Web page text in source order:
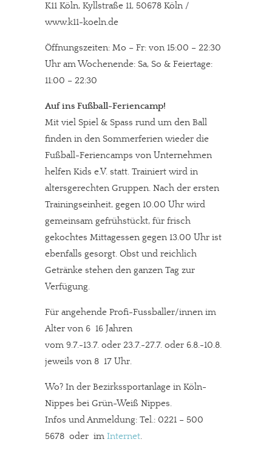
K11 Köln, Kyllstraße 11, 50678 Köln /
www.k11-koeln.de
Öffnungszeiten: Mo – Fr: von 15:00 – 22:30
Uhr am Wochenende: Sa, So & Feiertage:
11:00 – 22:30
Auf ins Fußball-Feriencamp!
Mit viel Spiel & Spass rund um den Ball
finden in den Sommerferien wieder die
Fußball-Feriencamps von Unternehmen
helfen Kids e.V. statt. Trainiert wird in
altersgerechten Gruppen. Nach der ersten
Trainingseinheit, gegen 10.00 Uhr wird
gemeinsam gefrühstückt, für frisch
gekochtes Mittagessen gegen 13.00 Uhr ist
ebenfalls gesorgt. Obst und reichlich
Getränke stehen den ganzen Tag zur
Verfügung.
Für angehende Profi-Fussballer/innen im
Alter von 6  16 Jahren
vom 9.7.-13.7. oder 23.7.-27.7. oder 6.8.-10.8.
jeweils von 8  17 Uhr.
Wo? In der Bezirkssportanlage in Köln-
Nippes bei Grün-Weiß Nippes.
Infos und Anmeldung: Tel.: 0221 – 500
5678 oder im Internet.